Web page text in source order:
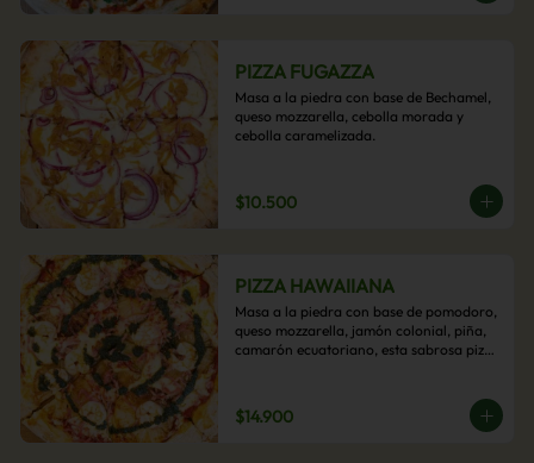
PIZZA FUGAZZA
Masa a la piedra con base de Bechamel,
queso mozzarella, cebolla morada y
cebolla caramelizada.
$10.500
PIZZA HAWAIIANA
Masa a la piedra con base de pomodoro,
queso mozzarella, jamón colonial, piña,
camarón ecuatoriano, esta sabrosa pizza
$14.900